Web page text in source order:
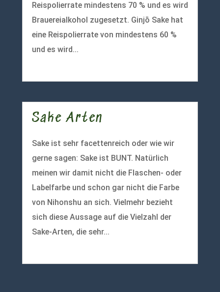
Reispolierrate mindestens 70 % und es wird
Brauereialkohol zugesetzt. Ginjō Sake hat
eine Reispolierrate von mindestens 60 %
und es wird...
Sake Arten
Sake ist sehr facettenreich oder wie wir
gerne sagen: Sake ist BUNT. Natürlich
meinen wir damit nicht die Flaschen- oder
Labelfarbe und schon gar nicht die Farbe
von Nihonshu an sich. Vielmehr bezieht
sich diese Aussage auf die Vielzahl der
Sake-Arten, die sehr...